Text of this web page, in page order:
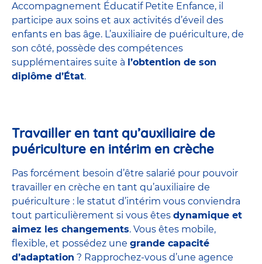
Accompagnement Éducatif Petite Enfance, il
participe aux soins et aux activités d’éveil des
enfants en bas âge. L’auxiliaire de puériculture, de
son côté, possède des compétences
supplémentaires suite à l’obtention de son
diplôme d’État.
Travailler en tant qu’auxiliaire de
puériculture en intérim en crèche
Pas forcément besoin d’être salarié pour pouvoir
travailler en crèche en tant qu’auxiliaire de
puériculture : le statut d’intérim vous conviendra
tout particulièrement si vous êtes dynamique et
aimez les changements. Vous êtes mobile,
flexible, et possédez une grande capacité
d’adaptation ? Rapprochez-vous d’une agence